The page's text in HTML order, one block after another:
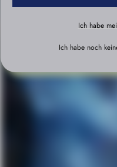
Ich habe
Ich habe noch